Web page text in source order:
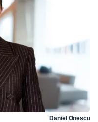
Daniel Onescu